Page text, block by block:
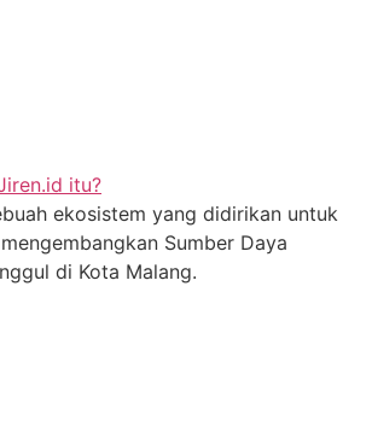
itu?
ekosistem yang didirikan untuk
Sumber Daya
di Kota Malang.